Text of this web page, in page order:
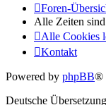
Foren-
Alle Zeiten sind
Alle Cookies
Kontakt
Powered by phpBB®
Deutsche